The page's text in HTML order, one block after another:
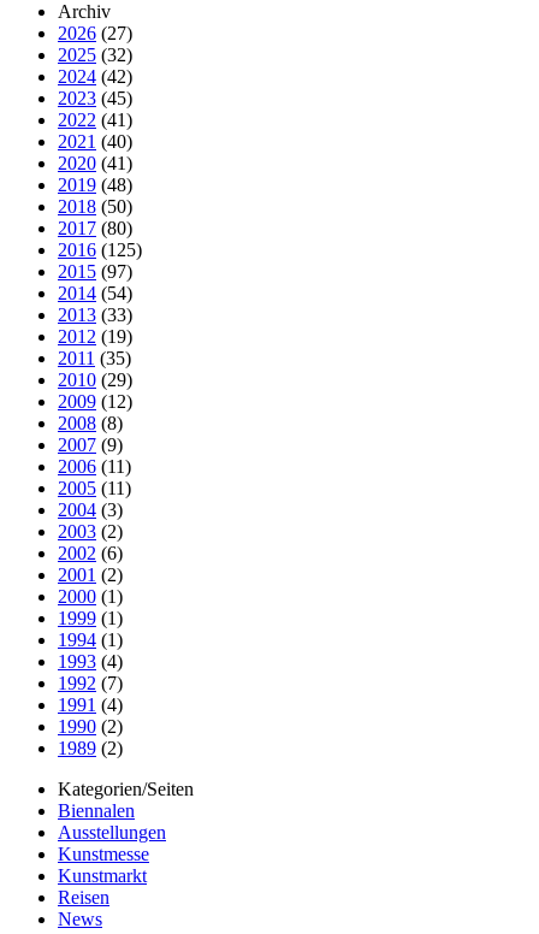
Archiv
2026 (27)
2025 (32)
2024 (42)
2023 (45)
2022 (41)
2021 (40)
2020 (41)
2019 (48)
2018 (50)
2017 (80)
2016 (125)
2015 (97)
2014 (54)
2013 (33)
2012 (19)
2011 (35)
2010 (29)
2009 (12)
2008 (8)
2007 (9)
2006 (11)
2005 (11)
2004 (3)
2003 (2)
2002 (6)
2001 (2)
2000 (1)
1999 (1)
1994 (1)
1993 (4)
1992 (7)
1991 (4)
1990 (2)
1989 (2)
Kategorien/Seiten
Biennalen
Ausstellungen
Kunstmesse
Kunstmarkt
Reisen
News